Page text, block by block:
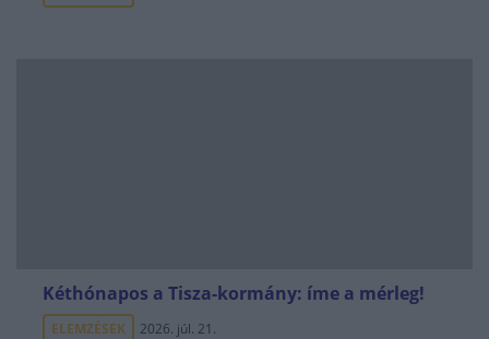
Kéthónapos a Tisza-kormány: íme a mérleg!
ELEMZÉSEK 2026. júl. 21.